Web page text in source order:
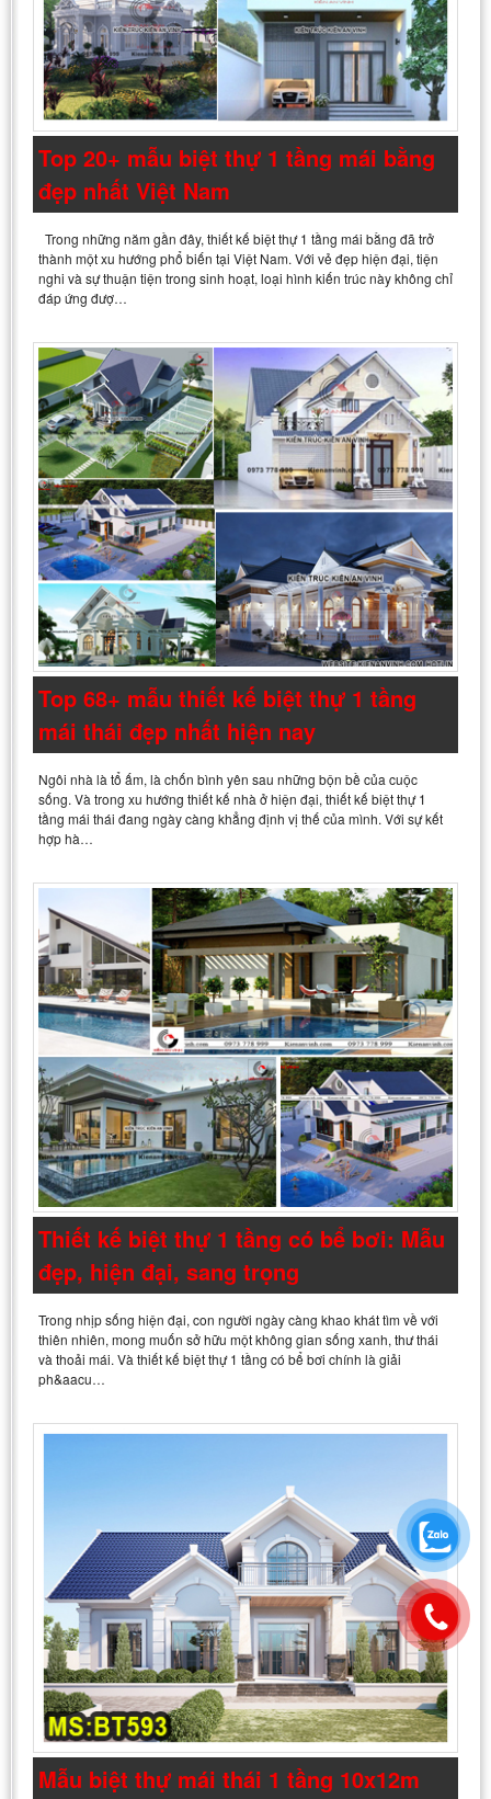
Top 20+ mẫu biệt thự 1 tầng mái bằng
đẹp nhất Việt Nam
Trong những năm gần đây, thiết kế biệt thự 1 tầng mái bằng đã trở
thành một xu hướng phổ biến tại Việt Nam. Với vẻ đẹp hiện đại, tiện
nghi và sự thuận tiện trong sinh hoạt, loại hình kiến trúc này không chỉ
đáp ứng đượ…
Top 68+ mẫu thiết kế biệt thự 1 tầng
mái thái đẹp nhất hiện nay
Ngôi nhà là tổ ấm, là chốn bình yên sau những bộn bề của cuộc
sống. Và trong xu hướng thiết kế nhà ở hiện đại, thiết kế biệt thự 1
tầng mái thái đang ngày càng khẳng định vị thế của mình. Với sự kết
hợp hà…
Thiết kế biệt thự 1 tầng có bể bơi: Mẫu
đẹp, hiện đại, sang trọng
Trong nhịp sống hiện đại, con người ngày càng khao khát tìm về với
thiên nhiên, mong muốn sở hữu một không gian sống xanh, thư thái
và thoải mái. Và thiết kế biệt thự 1 tầng có bể bơi chính là giải
ph&aacu…
Mẫu biệt thự mái thái 1 tầng 10x12m